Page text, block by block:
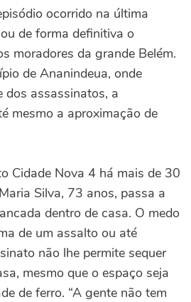
ocorrido na última
de forma definitiva o
moradores da grande Belém.
de Ananindeua, onde
dos assassinatos, a
mesmo a aproximação de
Cidade Nova 4 há mais de 30
Silva, 73 anos, passa a
dentro de casa. O medo
de um assalto ou até
não lhe permite sequer
mesmo que o espaço seja
de ferro. “A gente não tem